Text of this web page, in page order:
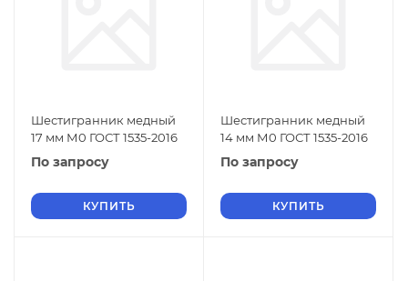
Шестигранник медный
17 мм М0 ГОСТ 1535-2016
По запросу
КУПИТЬ
Шестигранник медный
14 мм М0 ГОСТ 1535-2016
По запросу
КУПИТЬ